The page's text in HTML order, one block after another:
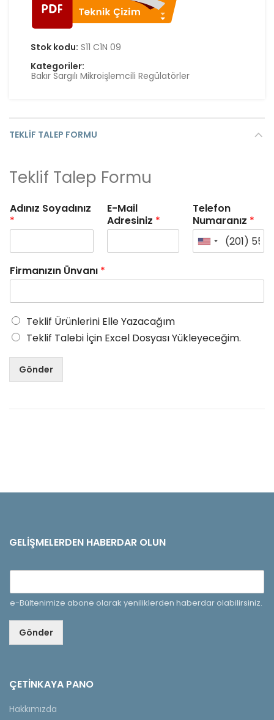
Stok kodu: S11 C1N 09
Kategoriler:
Bakır Sargılı Mikroişlemcili Regülatörler
TEKLIF TALEP FORMU
Teklif Talep Formu
Adınız Soyadınız
*
E-Mail
Adresiniz *
Telefon
Numaranız *
Firmanızın Ünvanı *
Teklif Ürünlerini Elle Yazacağım
Teklif Talebi İçin Excel Dosyası Yükleyeceğim.
Gönder
GELIŞMELERDEN HABERDAR OLUN
e-Bültenimize abone olarak yeniliklerden haberdar olabilirsiniz.
Gönder
ÇETINKAYA PANO
Hakkımızda